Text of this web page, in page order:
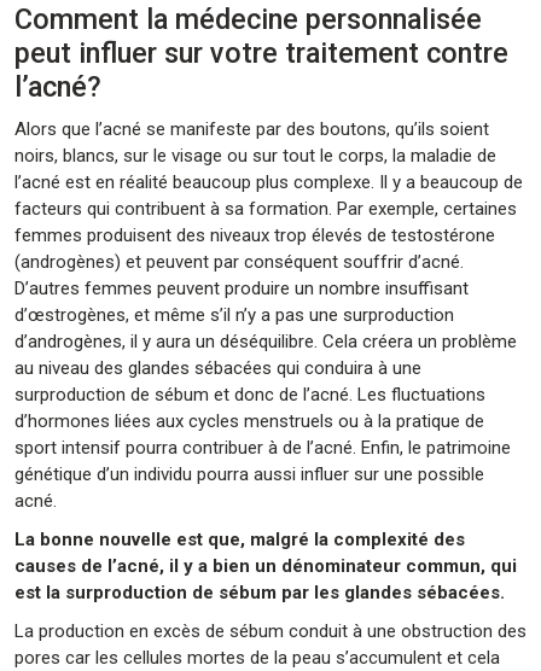
Comment la médecine personnalisée
peut influer sur votre traitement contre
l’acné?
Alors que l’acné se manifeste par des boutons, qu’ils soient
noirs, blancs, sur le visage ou sur tout le corps, la maladie de
l’acné est en réalité beaucoup plus complexe. Il y a beaucoup de
facteurs qui contribuent à sa formation. Par exemple, certaines
femmes produisent des niveaux trop élevés de testostérone
(androgènes) et peuvent par conséquent souffrir d’acné.
D’autres femmes peuvent produire un nombre insuffisant
d’œstrogènes, et même s’il n’y a pas une surproduction
d’androgènes, il y aura un déséquilibre. Cela créera un problème
au niveau des glandes sébacées qui conduira à une
surproduction de sébum et donc de l’acné. Les fluctuations
d’hormones liées aux cycles menstruels ou à la pratique de
sport intensif pourra contribuer à de l’acné. Enfin, le patrimoine
génétique d’un individu pourra aussi influer sur une possible
acné.
La bonne nouvelle est que, malgré la complexité des
causes de l’acné, il y a bien un dénominateur commun, qui
est la surproduction de sébum par les glandes sébacées.
La production en excès de sébum conduit à une obstruction des
pores car les cellules mortes de la peau s’accumulent et cela